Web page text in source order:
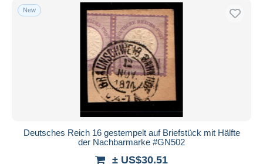
Submit
New
Deutsches Reich 16 gestempelt auf Briefstück mit Hälfte
der Nachbarmarke #GN502
± US$30.51